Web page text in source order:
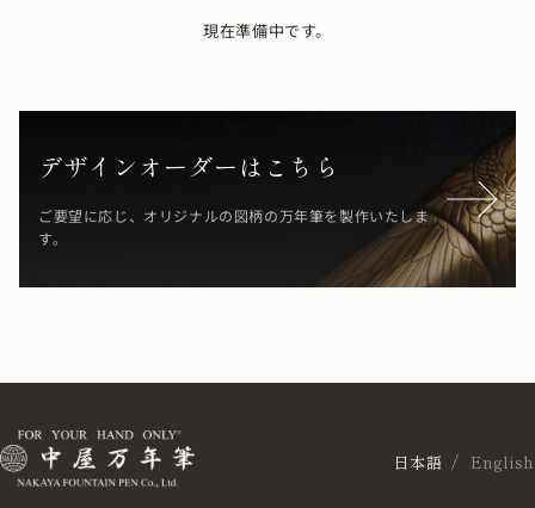
現在準備中です。
デザインオーダーはこちら
ご要望に応じ、オリジナルの図柄の万年筆を製作いたしま
す。
日本語 English